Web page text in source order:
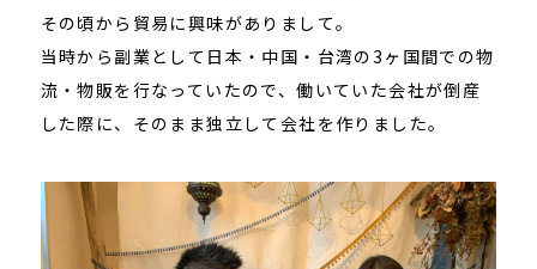
その頃から貿易に興味がありまして。
当時から副業として日本・中国・台湾の3ヶ国間での物
流・物販を行なっていたので、働いていた会社が倒産
した際に、そのまま独立して会社を作りました。